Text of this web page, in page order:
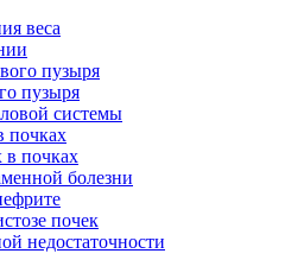
веса
пузыря
пузыря
системы
почках
почках
болезни
почек
недостаточности